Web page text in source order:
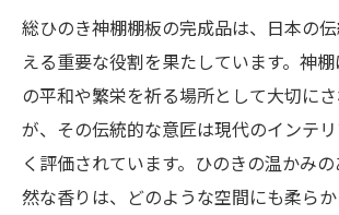
総ひのき神棚棚板の完成品は、日本の
える重要な役割を果たしています。神
の平和や繁栄を祈る場所として大切に
が、その伝統的な意匠は現代のインテ
く評価されています。ひのきの温かみ
然な香りは、どのような空間にも柔らか